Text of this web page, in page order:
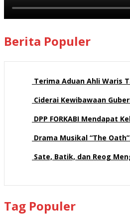
Berita Populer
Terima Aduan Ahli Waris
Ciderai Kewibawaan
DPP FORKABI Mendapat
Drama Musikal “The
Sate, Batik, dan Reog
Tag Populer